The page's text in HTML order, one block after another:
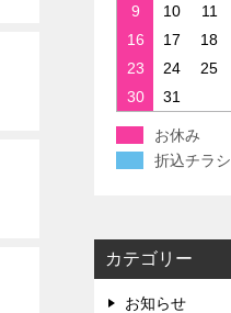
9
10 11
16
17 18
23
24 25
30
31
お休み
折込チラシ
カテゴリー
お知らせ